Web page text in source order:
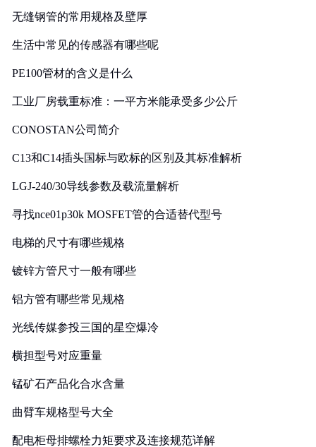
无缝钢管的常用规格及壁厚
生活中常见的传感器有哪些呢
PE100管材的含义是什么
工业厂房载重标准：一平方米能承受多少公斤
CONOSTAN公司简介
C13和C14插头国标与欧标的区别及其标准解析
LGJ-240/30导线参数及载流量解析
寻找nce01p30k MOSFET管的合适替代型号
电梯的尺寸有哪些规格
镀锌方管尺寸一般有哪些
铝方管有哪些常见规格
光线传媒参投三国的星空爆冷
横担型号对应重量
锰矿石产品化合水含量
曲臂车规格型号大全
配电柜母排螺栓力矩要求及连接规范详解